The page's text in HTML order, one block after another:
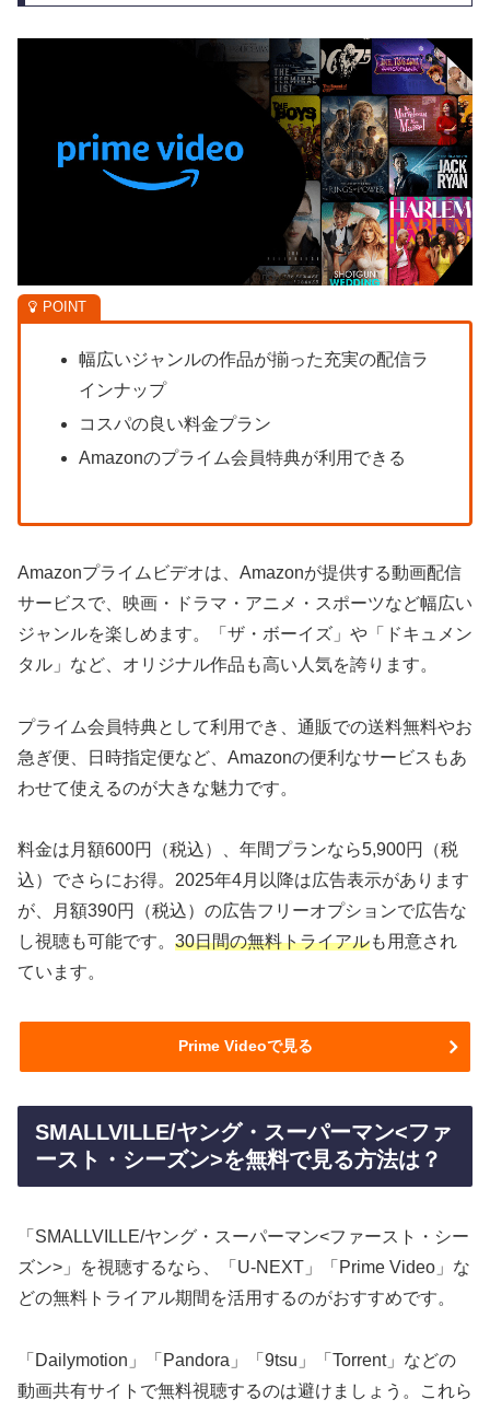
幅広いジャンルの作品が揃った充実の配信ラ
インナップ
コスパの良い料金プラン
Amazonのプライム会員特典が利用できる
Amazonプライムビデオは、Amazonが提供する動画配信
サービスで、映画・ドラマ・アニメ・スポーツなど幅広い
ジャンルを楽しめます。「ザ・ボーイズ」や「ドキュメン
タル」など、オリジナル作品も高い人気を誇ります。
プライム会員特典として利用でき、通販での送料無料やお
急ぎ便、日時指定便など、Amazonの便利なサービスもあ
わせて使えるのが大きな魅力です。
料金は月額600円（税込）、年間プランなら5,900円（税
込）でさらにお得。2025年4月以降は広告表示があります
が、月額390円（税込）の広告フリーオプションで広告な
し視聴も可能です。 30日間の無料トライアルも用意され
ています。
Prime Videoで見る
SMALLVILLE/ヤング・スーパーマン<ファ
ースト・シーズン>を無料で見る方法は？
「SMALLVILLE/ヤング・スーパーマン<ファースト・シー
ズン>」を視聴するなら、「U-NEXT」「Prime Video」な
どの無料トライアル期間を活用するのがおすすめです。
「Dailymotion」「Pandora」「9tsu」「Torrent」などの
動画共有サイトで無料視聴するのは避けましょう。これら